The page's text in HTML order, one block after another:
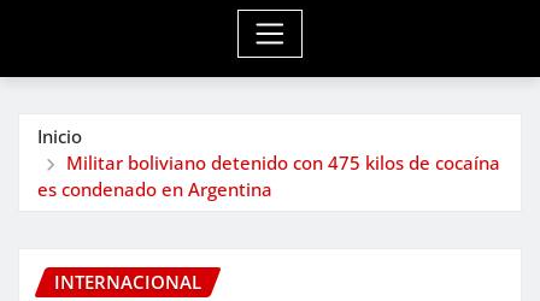
Inicio
Militar boliviano detenido con 475 kilos de cocaína
es condenado en Argentina
INTERNACIONAL